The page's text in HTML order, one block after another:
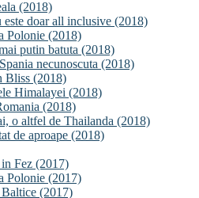
(2018)
este doar all inclusive (2018)
Polonie (2018)
putin batuta (2018)
necunoscuta (2018)
Bliss (2018)
Himalayei (2018)
(2018)
o altfel de Thailanda (2018)
de aproape (2018)
Fez (2017)
Polonie (2017)
(2017)